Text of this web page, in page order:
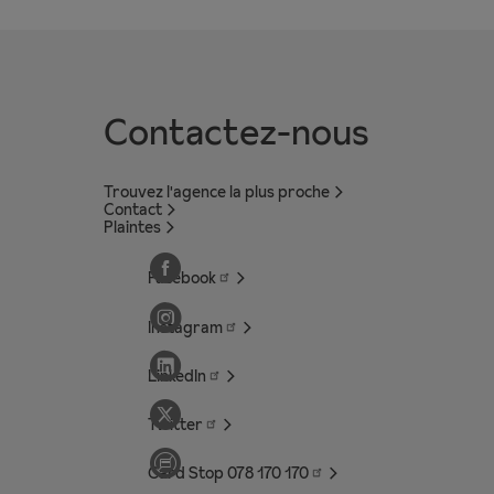
Contactez-nous
Trouvez l'agence la plus proche
Contact
Plaintes
Facebook
Instagram
LinkedIn
Twitter
Card Stop 078 170170